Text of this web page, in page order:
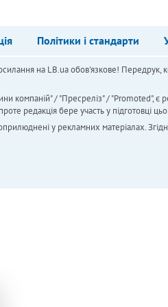
Політики і стандарти
на LB.ua обов'язкове!
компаній" / "Пресреліз" / "Promoted",
редакція бере участь у підготовці
у рекламних матеріалах.